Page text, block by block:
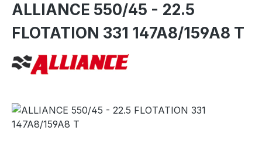
ALLIANCE 550/45 - 22.5
FLOTATION 331 147A8/159A8 T
Bildergalerie überspringen